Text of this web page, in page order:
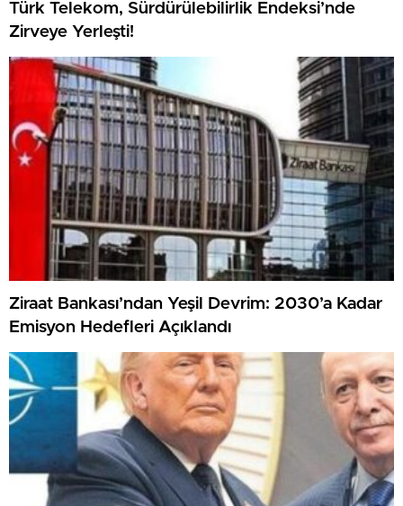
Türk Telekom, Sürdürülebilirlik Endeksi’nde
Zirveye Yerleşti!
Ziraat Bankası’ndan Yeşil Devrim: 2030’a Kadar
Emisyon Hedefleri Açıklandı